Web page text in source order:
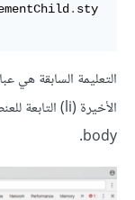
. sty
التعليمة السابقة هي
body.